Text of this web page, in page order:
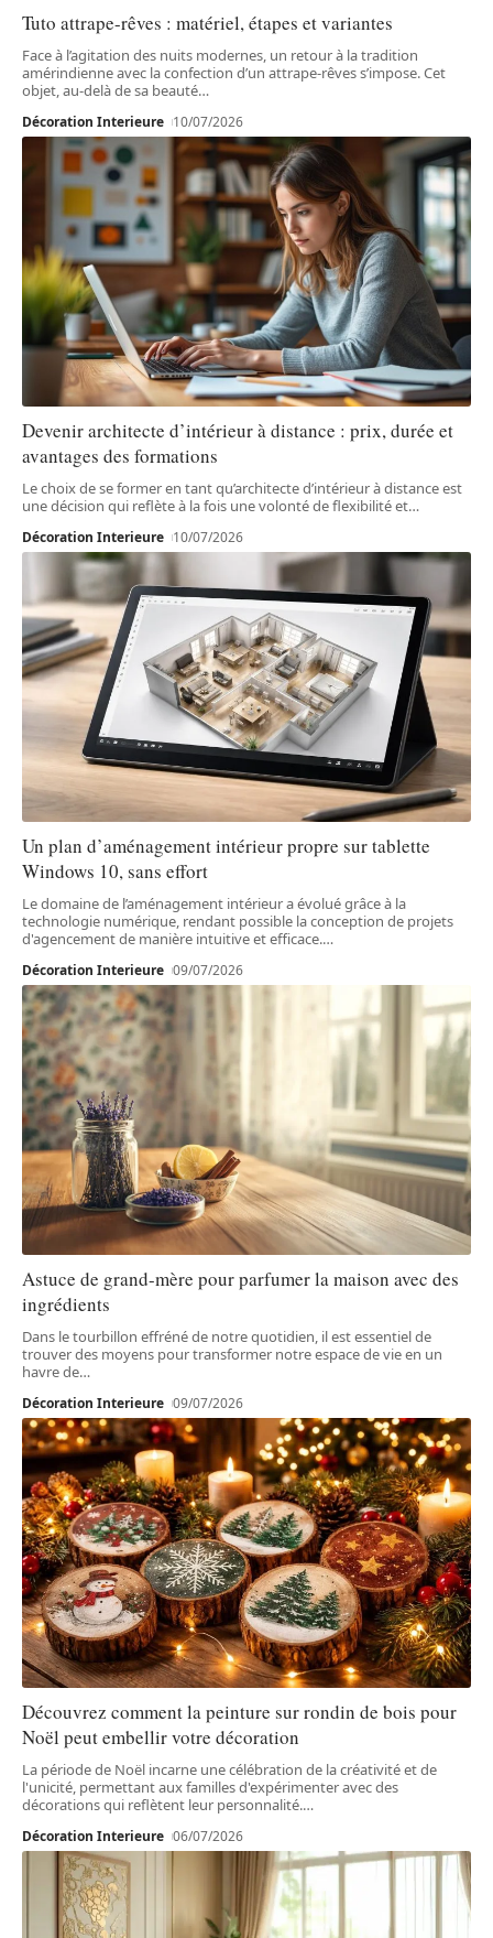
Tuto attrape-rêves : matériel, étapes et variantes
Face à l’agitation des nuits modernes, un retour à la tradition
amérindienne avec la confection d’un attrape-rêves s’impose. Cet
objet, au-delà de sa beauté…
Décoration Interieure 10/07/2026
Devenir architecte d’intérieur à distance : prix, durée et
avantages des formations
Le choix de se former en tant qu’architecte d’intérieur à distance est
une décision qui reflète à la fois une volonté de flexibilité et…
Décoration Interieure 10/07/2026
Un plan d’aménagement intérieur propre sur tablette
Windows 10, sans effort
Le domaine de l’aménagement intérieur a évolué grâce à la
technologie numérique, rendant possible la conception de projets
d'agencement de manière intuitive et efficace.…
Décoration Interieure 09/07/2026
Astuce de grand-mère pour parfumer la maison avec des
ingrédients
Dans le tourbillon effréné de notre quotidien, il est essentiel de
trouver des moyens pour transformer notre espace de vie en un
havre de…
Décoration Interieure 09/07/2026
Découvrez comment la peinture sur rondin de bois pour
Noël peut embellir votre décoration
La période de Noël incarne une célébration de la créativité et de
l'unicité, permettant aux familles d'expérimenter avec des
décorations qui reflètent leur personnalité.…
Décoration Interieure 06/07/2026